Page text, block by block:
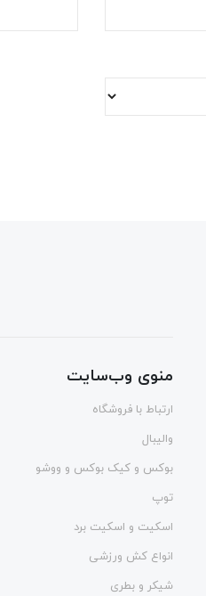
منوی وب‌سایت
ارتباط با فروشگاه
والیبال
بوکس و کیک بوکس و ووشو
توپ
اسکیت و اسکیت برد
انواع کش ورزشی
شیکر و بطری